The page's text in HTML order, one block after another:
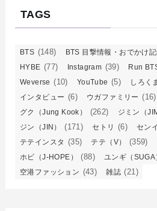
TAGS
BTS (148) BTS 目撃情報・おでかけ
HYBE (77) Instagram (39) Run
Weverse (10) YouTube (5) しろく
インタビュー (6) ウガファミリー (16)
グク（Jung Kook） (262) ジミン（
ジン（JIN） (171) セトリ (6) セン
テテインスタ (35) テテ（V） (359)
ホビ（J-HOPE） (88) ユンギ（SUGA
空港ファッション (43) 雑誌 (21)